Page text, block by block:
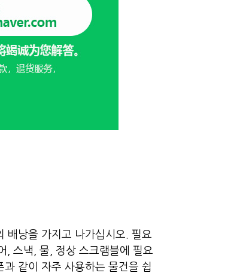
배낭을 가지고 나가십시오. 필요
스낵, 물, 정상 스크램블에 필요
같이 자주 사용하는 물건을 쉽